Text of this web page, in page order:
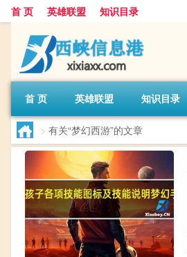
首 页 英雄联盟 知识目录
首 页 英雄联盟 知识目录
> 有关“梦幻西游”的文章